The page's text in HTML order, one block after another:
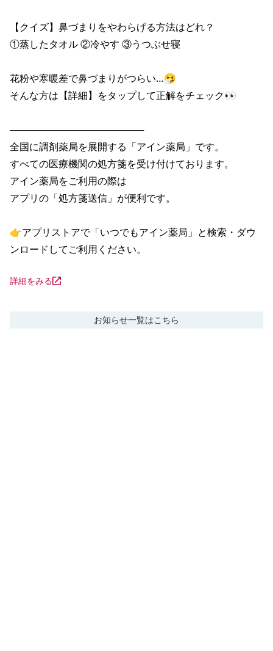
【クイズ】鼻づまりをやわらげる方法はどれ？
①蒸したタオル ②冷やす ③うつぶせ寝
花粉や寒暖差で鼻づまりがつらい…🤧
そんな方は【詳細】をタップして正解をチェック👀
────────────────────
全国に調剤薬局を展開する「アイン薬局」です。
すべての医療機関の処方箋を受け付けております。
アイン薬局をご利用の際は
アプリの「処方箋送信」が便利です。
👉アプリストアで「いつでもアイン薬局」と検索・ダウ
ンロードしてご利用ください。
詳細をみる
お知らせ一覧はこちら